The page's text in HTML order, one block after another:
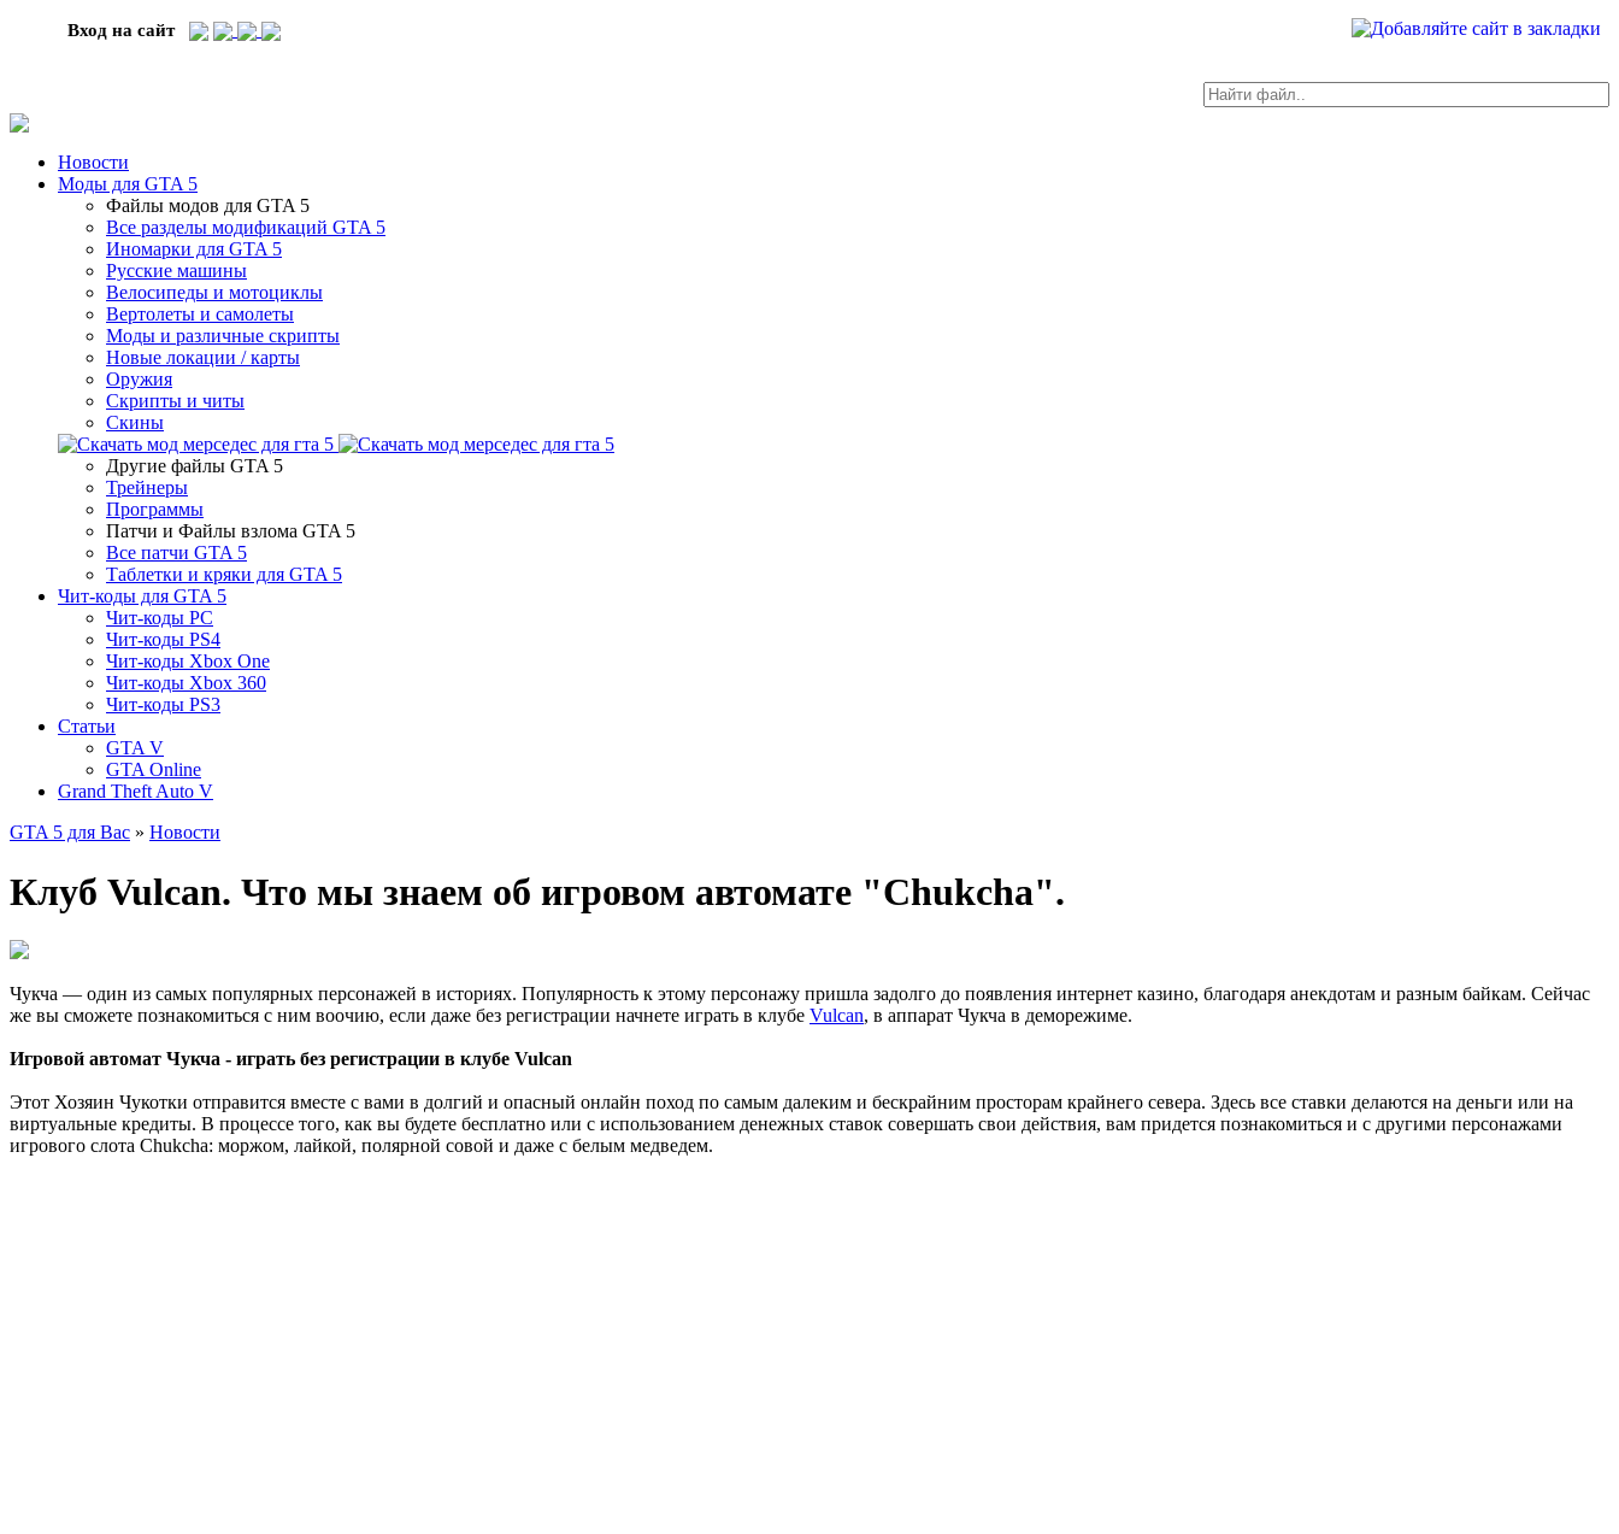
Вход на сайт
Новости
Моды для GTA 5
Файлы модов для GTA 5
Все разделы модификаций GTA 5
Иномарки для GTA 5
Русские машины
Велосипеды и мотоциклы
Вертолеты и самолеты
Моды и различные скрипты
Новые локации / карты
Оружия
Скрипты и читы
Скины
Другие файлы GTA 5
Трейнеры
Программы
Патчи и Файлы взлома GTA 5
Все патчи GTA 5
Таблетки и кряки для GTA 5
Чит-коды для GTA 5
Чит-коды PC
Чит-коды PS4
Чит-коды Xbox One
Чит-коды Xbox 360
Чит-коды PS3
Статьи
GTA V
GTA Online
Grand Theft Auto V
GTA 5 для Вас » Новости
Клуб Vulcan. Что мы знаем об игровом автомате "Chukcha".
Чукча — один из самых популярных персонажей в историях. Популярность к этому персонажу пришла задолго до появления интернет казино, благодаря анекдотам и разным байкам. Сейчас
же вы сможете познакомиться с ним воочию, если даже без регистрации начнете играть в клубе Vulcan, в аппарат Чукча в деморежиме.
Игровой автомат Чукча - играть без регистрации в клубе Vulcan
Этот Хозяин Чукотки отправится вместе с вами в долгий и опасный онлайн поход по самым далеким и бескрайним просторам крайнего севера. Здесь все ставки делаются на деньги или на
виртуальные кредиты. В процессе того, как вы будете бесплатно или с использованием денежных ставок совершать свои действия, вам придется познакомиться и с другими персонажами
игрового слота Chukcha: моржом, лайкой, полярной совой и даже с белым медведем.